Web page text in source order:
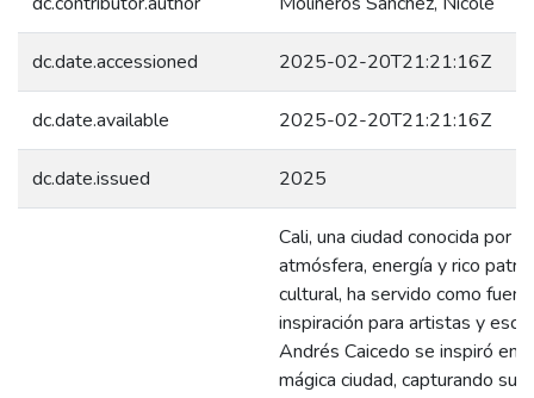
dc.date.accessioned 2025-02-20T21:21:16Z
dc.date.available 2025-02-20T21:21:16Z
dc.date.issued 2025
Cali, una ciudad conocida por
atmósfera, energía y rico
cultural, ha servido como
inspiración para artistas y
Andrés Caicedo se inspiró en
mágica ciudad, capturando su